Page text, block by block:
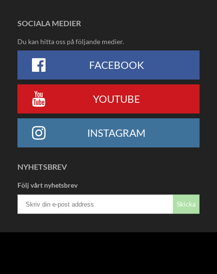
SOCIALA MEDIER
Du kan hitta oss på följande medier.
FACEBOOK
YOUTUBE
INSTAGRAM
NYHETSBREV
Följ vårt nyhetsbrev
Skicka